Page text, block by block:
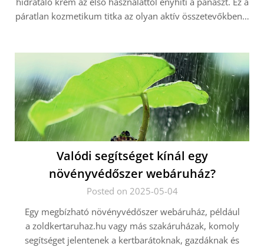
páratlan kozmetikum titka az olyan aktív összetevőkben…
Valódi segítséget kínál egy
növényvédőszer webáruház?
Posted on 2025-05-04
Egy megbízható növényvédőszer webáruház, például
a zoldkertaruhaz.hu vagy más szakáruházak, komoly
segítséget jelentenek a kertbarátoknak, gazdáknak és